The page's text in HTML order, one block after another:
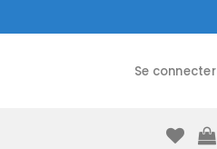
Se connecter